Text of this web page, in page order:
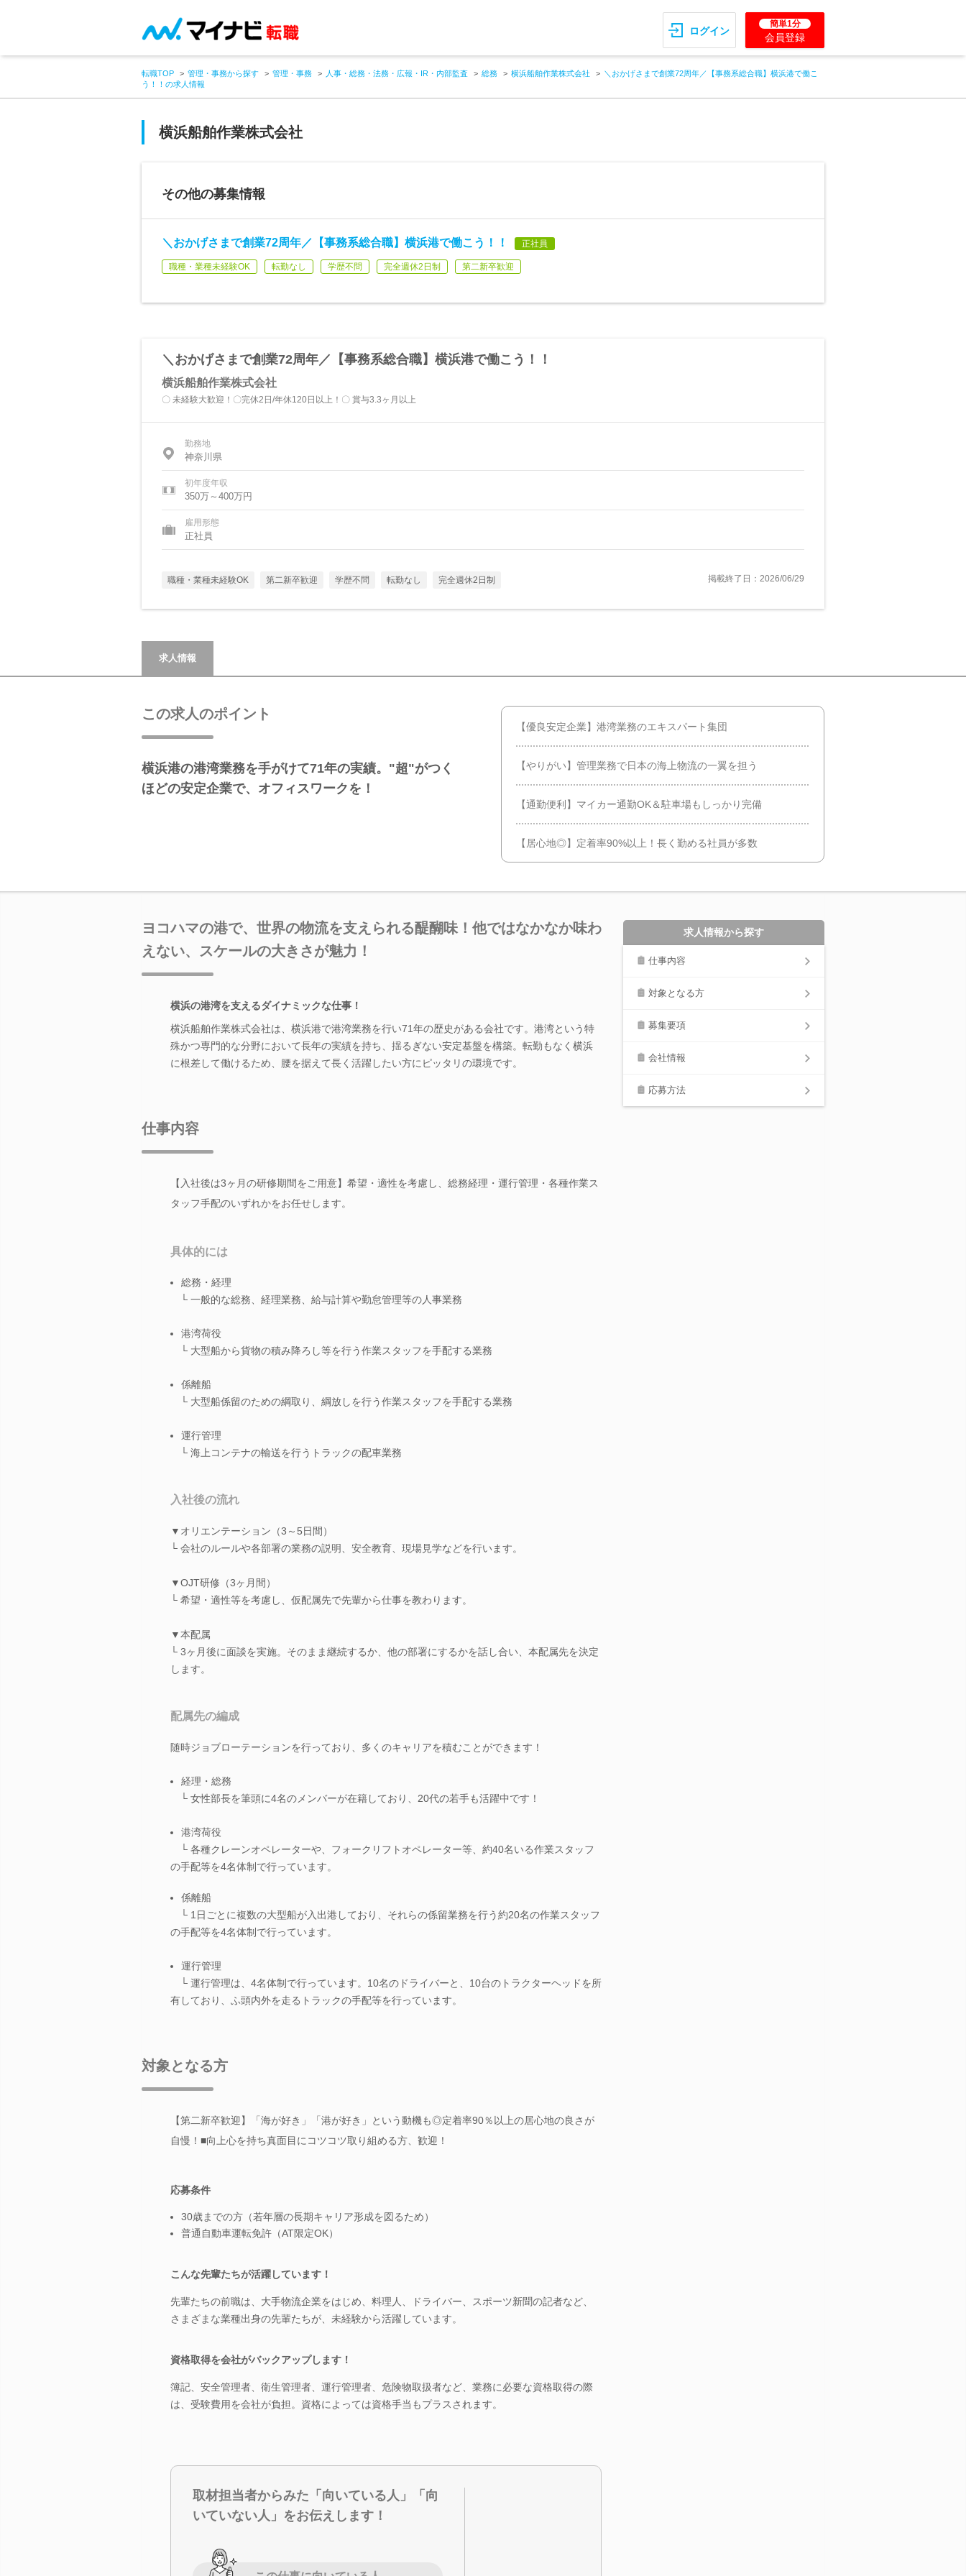
ログイン
簡単1分
会員登録
転職TOP 管理・事務から探す 管理・事務 人事・総務・法務・広報・IR・内部監査 総務 横浜船舶作業株式会社
＼おかげさまで創業72周年／【事務系総合職】横浜港で働こ
う！！の求人情報
横浜船舶作業株式会社
その他の募集情報
＼おかげさまで創業72周年／【事務系総合職】横浜港で働こう！！ 正社員
職種・業種未経験OK 転勤なし 学歴不問 完全週休2日制 第二新卒歓迎
＼おかげさまで創業72周年／【事務系総合職】横浜港で働こう！！
横浜船舶作業株式会社
〇 未経験大歓迎！〇完休2日/年休120日以上！〇 賞与3.3ヶ月以上
勤務地
神奈川県
初年度年収
350万～400万円
雇用形態
正社員
職種・業種未経験OK 第二新卒歓迎 学歴不問 転勤なし 完全週休2日制 掲載終了日：2026/06/29
求人情報
この求人のポイント
横浜港の港湾業務を手がけて71年の実績。"超"がつく
ほどの安定企業で、オフィスワークを！
【優良安定企業】港湾業務のエキスパート集団
【やりがい】管理業務で日本の海上物流の一翼を担う
【通勤便利】マイカー通勤OK＆駐車場もしっかり完備
【居心地◎】定着率90%以上！長く勤める社員が多数
ヨコハマの港で、世界の物流を支えられる醍醐味！他ではなかなか味わ
えない、スケールの大きさが魅力！
横浜の港湾を支えるダイナミックな仕事！
横浜船舶作業株式会社は、横浜港で港湾業務を行い71年の歴史がある会社です。港湾という特
殊かつ専門的な分野において長年の実績を持ち、揺るぎない安定基盤を構築。転勤もなく横浜
に根差して働けるため、腰を据えて長く活躍したい方にピッタリの環境です。
仕事内容
【入社後は3ヶ月の研修期間をご用意】希望・適性を考慮し、総務経理・運行管理・各種作業ス
タッフ手配のいずれかをお任せします。
具体的には
総務・経理
└ 一般的な総務、経理業務、給与計算や勤怠管理等の人事業務
港湾荷役
└ 大型船から貨物の積み降ろし等を行う作業スタッフを手配する業務
係離船
└ 大型船係留のための綱取り、綱放しを行う作業スタッフを手配する業務
運行管理
└ 海上コンテナの輸送を行うトラックの配車業務
入社後の流れ
▼オリエンテーション（3～5日間）
└ 会社のルールや各部署の業務の説明、安全教育、現場見学などを行います。
▼OJT研修（3ヶ月間）
└ 希望・適性等を考慮し、仮配属先で先輩から仕事を教わります。
▼本配属
└ 3ヶ月後に面談を実施。そのまま継続するか、他の部署にするかを話し合い、本配属先を決定
します。
配属先の編成
随時ジョブローテーションを行っており、多くのキャリアを積むことができます！
経理・総務
└ 女性部長を筆頭に4名のメンバーが在籍しており、20代の若手も活躍中です！
港湾荷役
└ 各種クレーンオペレーターや、フォークリフトオペレーター等、約40名いる作業スタッフ
の手配等を4名体制で行っています。
係離船
└ 1日ごとに複数の大型船が入出港しており、それらの係留業務を行う約20名の作業スタッフ
の手配等を4名体制で行っています。
運行管理
└ 運行管理は、4名体制で行っています。10名のドライバーと、10台のトラクターヘッドを所
有しており、ふ頭内外を走るトラックの手配等を行っています。
対象となる方
【第二新卒歓迎】「海が好き」「港が好き」という動機も◎定着率90％以上の居心地の良さが
自慢！■向上心を持ち真面目にコツコツ取り組める方、歓迎！
応募条件
30歳までの方（若年層の長期キャリア形成を図るため）
普通自動車運転免許（AT限定OK）
こんな先輩たちが活躍しています！
先輩たちの前職は、大手物流企業をはじめ、料理人、ドライバー、スポーツ新聞の記者など、
さまざまな業種出身の先輩たちが、未経験から活躍しています。
資格取得を会社がバックアップします！
簿記、安全管理者、衛生管理者、運行管理者、危険物取扱者など、業務に必要な資格取得の際
は、受験費用を会社が負担。資格によっては資格手当もプラスされます。
取材担当者からみた「向いている人」「向
いていない人」をお伝えします！
求人情報から探す
仕事内容
対象となる方
募集要項
会社情報
応募方法